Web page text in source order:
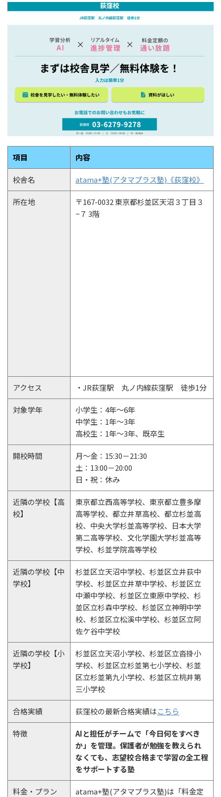
項目 内容
校舎名 atama+塾(アタマプラス塾)《荻窪校》
所在地
〒167-0032 東京都杉並区天沼３丁目３
−７ 3階
アクセス ・JR荻窪駅 丸ノ内線荻窪駅 徒歩1分
対象学年
小学生：4年～6年
中学生：1年～3年
高校生：1年～3年、既卒生
開校時間
月～金：15:30－21:30
土：13:00－20:00
日・祝：休み
近隣の学校【高
校】
東京都立西高等学校、東京都立豊多摩
高等学校、都立井草高校、都立杉並高
校、中央大学杉並高等学校、日本大学
第二高等学校、文化学園大学杉並高等
学校、杉並学院高等学校
近隣の学校【中
学校】
杉並区立天沼中学校、杉並区立井荻中
学校、杉並区立井草中学校、杉並区立
中瀬中学校、杉並区立東原中学校、杉
並区立杉森中学校、杉並区立神明中学
校、杉並区立松溪中学校、杉並区立阿
佐ケ谷中学校
近隣の学校【小
学校】
杉並区立天沼小学校、杉並区立沓掛小
学校、杉並区立杉並第七小学校、杉並
区立杉並第九小学校、杉並区立桃井第
三小学校
合格実績 荻窪校の最新合格実績はこちら
特徴
AIと担任がチームで「今日何をすべき
か」を管理。保護者が勉強を教えられ
なくても、志望校合格まで学習の全工程
をサポートする塾
料金・プラン
atama+塾(アタマプラス塾)は「料金定